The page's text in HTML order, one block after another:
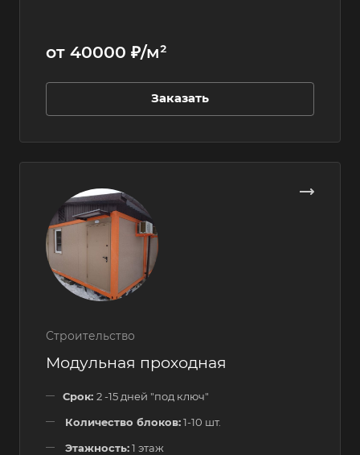
от 40000 ₽/м²
Заказать
Строительство
Модульная проходная
Срок: 2 -15 дней "под ключ"
Количество блоков:1-10 шт.
Этажность:1 этаж